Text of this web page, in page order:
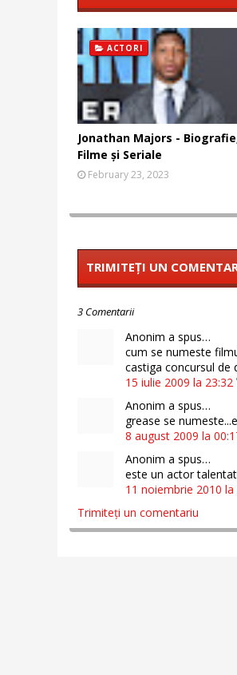
ACTORI
Jonathan Majors -
Filme și Seriale
February 23, 2023
TRIMITEȚI UN
3 Comentarii
Anonim a spus…
cum se numeste
castiga concursul de
15 iulie 2009 la 23:32
Anonim a spus…
grease se
8 august 2009 la
Anonim a spus…
este un actor
11 noiembrie 2010 la
Trimiteți un comentariu